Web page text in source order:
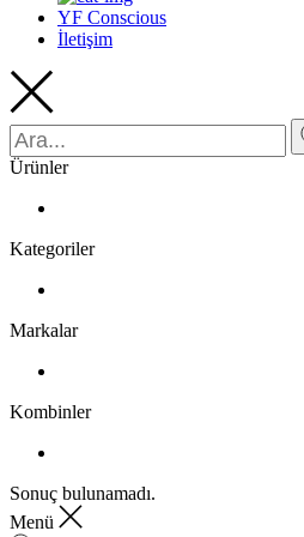
YF Conscious
İletişim
Ürünler
Kategoriler
Markalar
Kombinler
Sonuç bulunamadı.
Menü